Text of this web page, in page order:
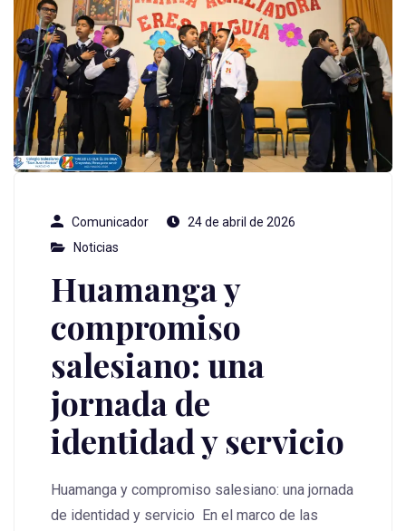
Comunicador
24 de abril de 2026
Noticias
Huamanga y
compromiso
salesiano: una
jornada de
identidad y servicio
Huamanga y compromiso salesiano: una jornada
de identidad y servicio En el marco de las